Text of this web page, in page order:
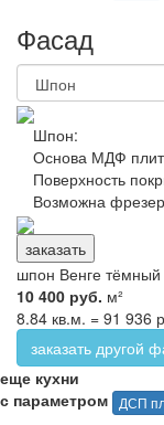
Фасад
Шпон:
Основа МДФ
Поверхность
Возможна
заказать
шпон Венге тёмный
10 400 руб. м²
8.84 кв.м. = 91 936
заказать другой
еще кухни
с параметром
ДСП